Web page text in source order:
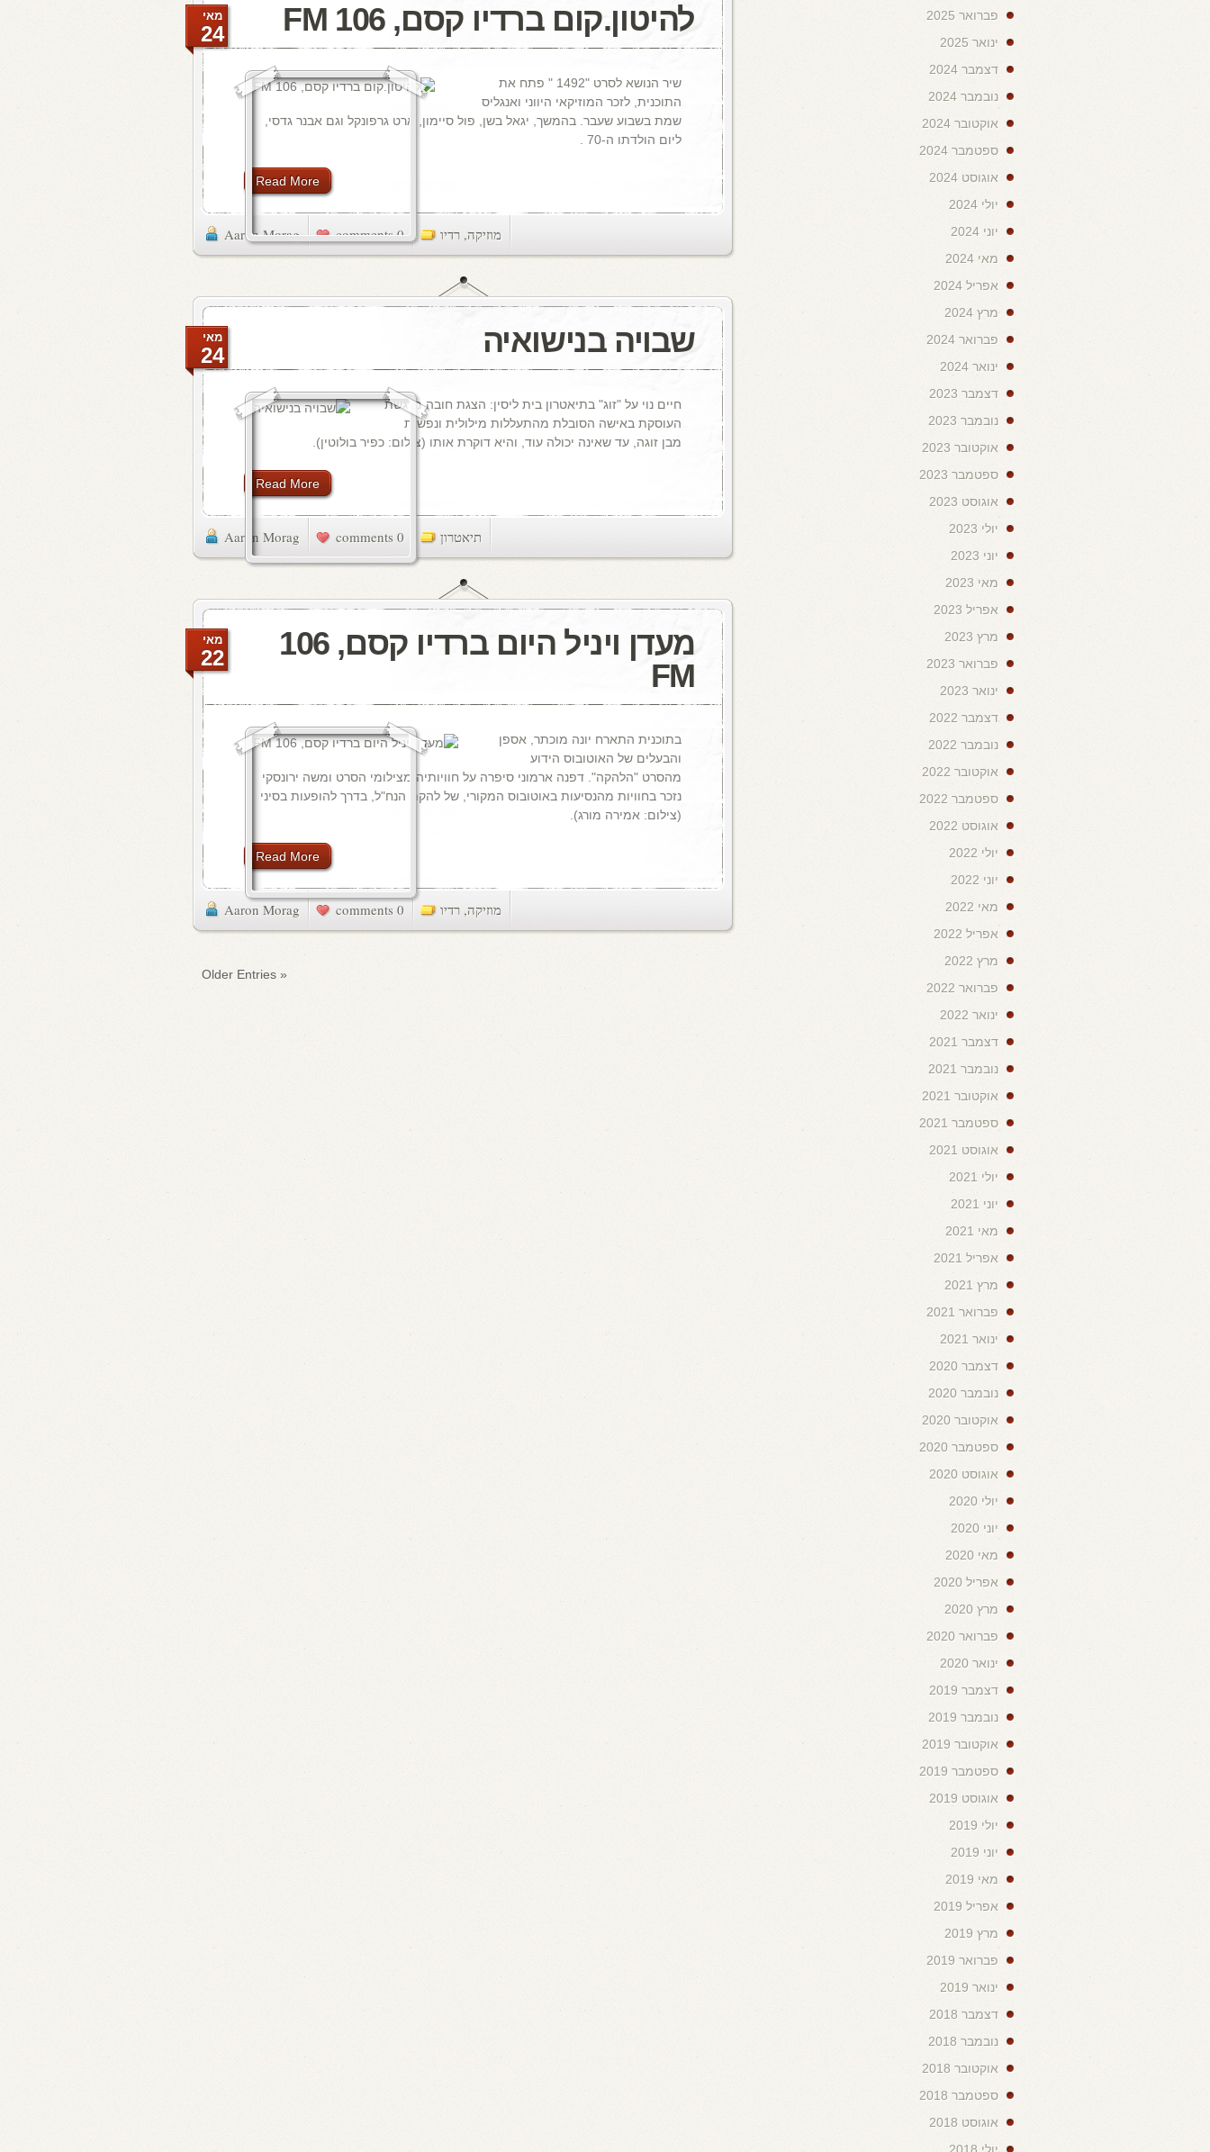
להיטון.קום ברדיו קסם, 106 FM מאי
24
שיר הנושא לסרט "1492 " פתח את
התוכנית, לזכר המוזיקאי היווני ואנגליס
שמת בשבוע שעבר. בהמשך, יגאל בשן, פול סיימון, ארט גרפונקל וגם אבנר גדסי,
ליום הולדתו ה-70 .
Read More
Aaron Morag 0 comments מוזיקה, רדיו
שבויה בנישואיה מאי
24
חיים נוי על "זוג" בתיאטרון בית ליסין: הצגת חובה מרגשת
העוסקת באישה הסובלת מהתעללות מילולית ונפשית
מבן זוגה, עד שאינה יכולה עוד, והיא דוקרת אותו (צילום: כפיר בולוטין).
Read More
Aaron Morag 0 comments תיאטרון
מעדן ויניל היום ברדיו קסם, 106
FM
מאי
22
בתוכנית התארח יונה מוכתר, אספן
והבעלים של האוטובוס הידוע
מהסרט "הלהקה". דפנה ארמוני סיפרה על חוויותיה מצילומי הסרט ומשה ירונסקי
נזכר בחוויות מהנסיעות באוטובוס המקורי, של להקת הנח"ל, בדרך להופעות בסיני
(צילום: אמירה מורג).
Read More
Aaron Morag 0 comments מוזיקה, רדיו
« Older Entries
פברואר 2025
ינואר 2025
דצמבר 2024
נובמבר 2024
אוקטובר 2024
ספטמבר 2024
אוגוסט 2024
יולי 2024
יוני 2024
מאי 2024
אפריל 2024
מרץ 2024
פברואר 2024
ינואר 2024
דצמבר 2023
נובמבר 2023
אוקטובר 2023
ספטמבר 2023
אוגוסט 2023
יולי 2023
יוני 2023
מאי 2023
אפריל 2023
מרץ 2023
פברואר 2023
ינואר 2023
דצמבר 2022
נובמבר 2022
אוקטובר 2022
ספטמבר 2022
אוגוסט 2022
יולי 2022
יוני 2022
מאי 2022
אפריל 2022
מרץ 2022
פברואר 2022
ינואר 2022
דצמבר 2021
נובמבר 2021
אוקטובר 2021
ספטמבר 2021
אוגוסט 2021
יולי 2021
יוני 2021
מאי 2021
אפריל 2021
מרץ 2021
פברואר 2021
ינואר 2021
דצמבר 2020
נובמבר 2020
אוקטובר 2020
ספטמבר 2020
אוגוסט 2020
יולי 2020
יוני 2020
מאי 2020
אפריל 2020
מרץ 2020
פברואר 2020
ינואר 2020
דצמבר 2019
נובמבר 2019
אוקטובר 2019
ספטמבר 2019
אוגוסט 2019
יולי 2019
יוני 2019
מאי 2019
אפריל 2019
מרץ 2019
פברואר 2019
ינואר 2019
דצמבר 2018
נובמבר 2018
אוקטובר 2018
ספטמבר 2018
אוגוסט 2018